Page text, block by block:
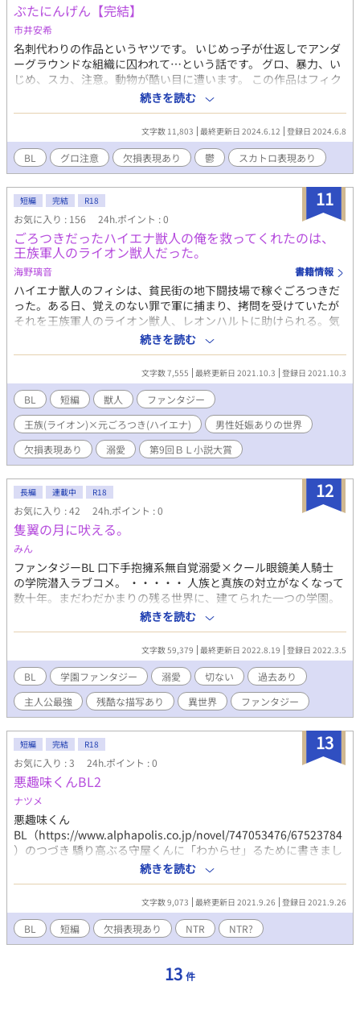
ぶたにんげん【完結】
市井安希
名刺代わりの作品というヤツです。 いじめっ子が仕返しでアンダ
ーグラウンドな組織に囚われて…という話です。 グロ、暴力、い
じめ、スカ、注意。動物が酷い目に遭います。 この作品はフィク
ションで、作品の内容が作者の思想ではありません。 架空の国の
物語です。 間違えて完結済みにしちゃいました…すみません…。
続きを読む
文字数 11,803 最終更新日 2024.6.12 登録日 2024.6.8
BL グロ注意 欠損表現あり 鬱 スカトロ表現あり
11
短編 完結 R18
お気に入り : 156 24h.ポイント : 0
ごろつきだったハイエナ獣人の俺を救ってくれたのは、
王族軍人のライオン獣人だった。
海野璃音 書籍情報
ハイエナ獣人のフィシは、貧民街の地下闘技場で稼ぐごろつきだ
った。ある日、覚えのない罪で軍に捕まり、拷問を受けていたが
それを王族軍人のライオン獣人、レオンハルトに助けられる。気
が狂ってもおかしくないほどの拷問に耐え、なお正気だったフィ
シをレオンハルトは自身の部下にならないかと誘った。その誘い
を受けても、断ってもしばらく面倒を見てくれるというレオンハ
ルトにフィシはレオンハルトの世話になることを決めたのだっ
た。 ※ムーライトノベルズにも掲載しています。
続きを読む
文字数 7,555 最終更新日 2021.10.3 登録日 2021.10.3
BL 短編 獣人
ファンタジー
王族(ライオン)×元ごろつき(ハイエナ)
男性妊娠ありの世界
欠損表現あり
溺愛 第9回ＢＬ小説大賞
12
長編 連載中 R18
お気に入り : 42 24h.ポイント : 0
隻翼の月に吠える。
みん
ファンタジーBL 口下手抱擁系無自覚溺愛×クール眼鏡美人騎士
の学院潜入ラブコメ。 ・・・・・ 人族と真族の対立がなくなって
数十年。まだわだかまりの残る世界に、建てられた一つの学園。
人族と真族の架け橋になるために学園に送り込まれたミナリア
は、そこで同じ立場のユイセルと出会う。頑ななミナリアの心を
覆った鎧の鍵を、ユイセルは開けることができるのか。
・・・・・ クーデレ主人公 過去あり 欠損表現あり
続きを読む
文字数 59,379 最終更新日 2022.8.19 登録日 2022.3.5
BL 学園ファンタジー 溺愛 切ない
過去あり
主人公最強
残酷な描写あり 異世界 ファンタジー
13
短編 完結 R18
お気に入り : 3 24h.ポイント : 0
悪趣味くんBL2
ナツメ
悪趣味くん
BL（https://www.alphapolis.co.jp/novel/747053476/67523784
）のつづき 驕り高ぶる守屋くんに「わからせ」るために書きまし
た。新キャラくん✕伊勢くんのNTR（NTRではない）。守屋くん
は行為には不参加です。 受けが抱かれる時にでかい声を出すのが
性癖です。よろしくお願いします。
続きを読む
文字数 9,073 最終更新日 2021.9.26 登録日 2021.9.26
BL 短編 欠損表現あり NTR NTR?
13 件